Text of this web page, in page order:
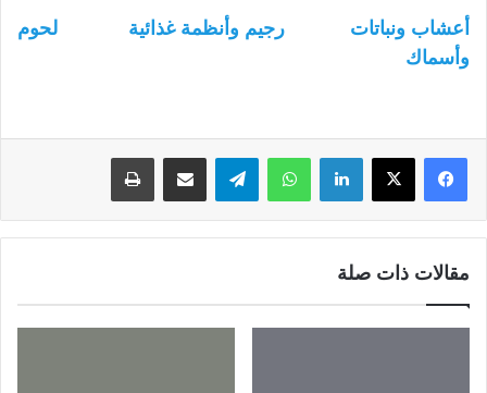
أعشاب ونباتات رجيم وأنظمة غذائية
لحوم
وأسماك
لينكدإن واتساب
مقالات ذات صلة